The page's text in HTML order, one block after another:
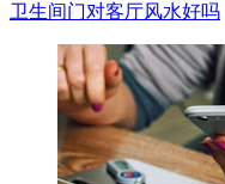
卫生间门对客厅风水好吗